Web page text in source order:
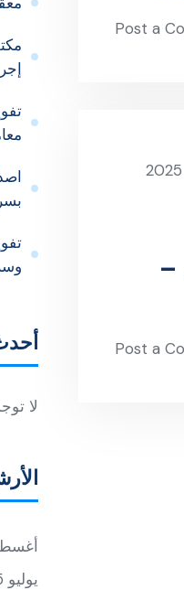
Post a
–
Post a
لا
أغسطس
يوليو 2025